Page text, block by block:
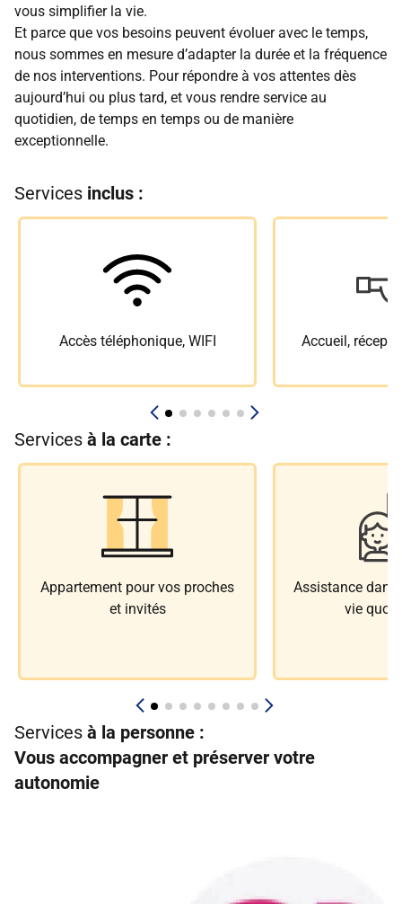
vous simplifier la vie.
Et parce que vos besoins peuvent évoluer avec le temps,
nous sommes en mesure d’adapter la durée et la fréquence
de nos interventions. Pour répondre à vos attentes dès
aujourd’hui ou plus tard, et vous rendre service au
quotidien, de temps en temps ou de manière
exceptionnelle.
Services inclus :
Accès téléphonique, WIFI Accueil,
Services à la carte :
Appartement pour vos proches
et invités
Assistance dans
vie
Services à la personne :
Vous accompagner et préserver votre
autonomie